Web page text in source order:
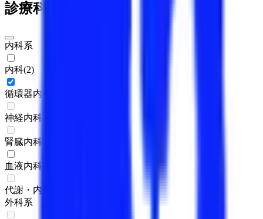
診療科からさがす
内科系
内科(2)
循環器内科
神経内科
腎臓内科
血液内科
代謝・内分泌内科
外科系